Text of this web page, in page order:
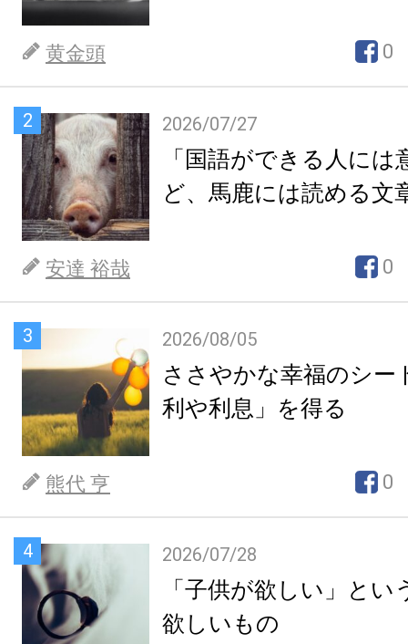
黄金頭 0
2 2026/07/27
「国語ができる人には
ど、馬鹿には読める文
安達 裕哉 0
3 2026/08/05
ささやかな幸福のシー
利や利息」を得る
熊代 亨 0
4 2026/07/28
「子供が欲しい」とい
欲しいもの